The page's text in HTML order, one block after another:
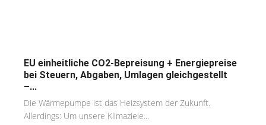
EU einheitliche CO2-Bepreisung + Energiepreise
bei Steuern, Abgaben, Umlagen gleichgestellt
–...
Die Wärmepumpe ist das Heizsystem der Zukunft.
Allerdings: Um unsere Klimaziele...